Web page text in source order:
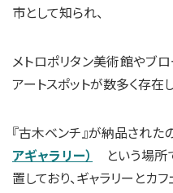
市として知られ、
メトロポリタン美術館やブ
アートスポットが数多く存在
『古木ベンチ』が納品された
アギャラリー）
という場所
置しており、ギャラリーとカ